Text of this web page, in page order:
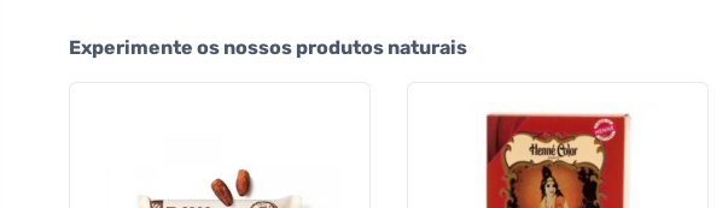
Experimente os nossos produtos naturais